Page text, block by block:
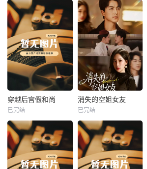
未知 未知
热播
未知
穿越后宫假和尚
已完结
热播
未知
消失的空姐女友
已完结